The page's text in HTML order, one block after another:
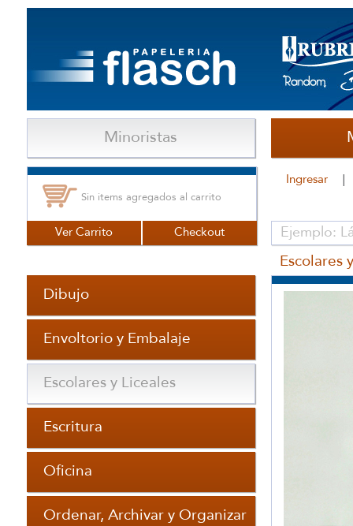
Minoristas
Sin items agregados al carrito
Ver Carrito Checkout
Dibujo
Envoltorio y Embalaje
Escolares y Liceales
Escritura
Oficina
Ordenar, Archivar y Organizar
Ingresar
Escolares